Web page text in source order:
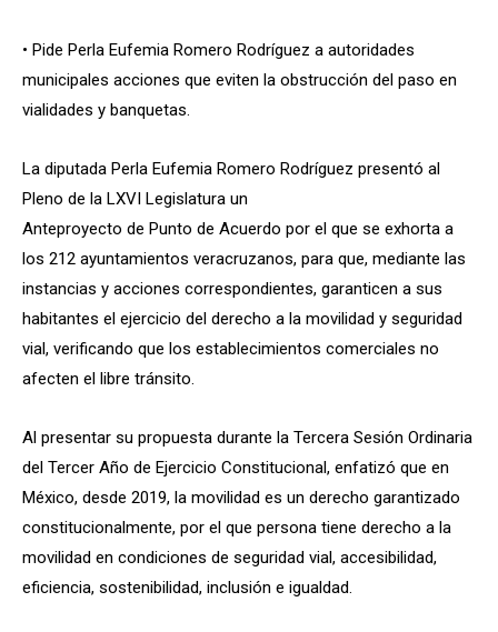
• Pide Perla Eufemia Romero Rodríguez a autoridades
municipales acciones que eviten la obstrucción del paso en
vialidades y banquetas.
La diputada Perla Eufemia Romero Rodríguez presentó al
Pleno de la LXVI Legislatura un
Anteproyecto de Punto de Acuerdo por el que se exhorta a
los 212 ayuntamientos veracruzanos, para que, mediante las
instancias y acciones correspondientes, garanticen a sus
habitantes el ejercicio del derecho a la movilidad y seguridad
vial, verificando que los establecimientos comerciales no
afecten el libre tránsito.
Al presentar su propuesta durante la Tercera Sesión Ordinaria
del Tercer Año de Ejercicio Constitucional, enfatizó que en
México, desde 2019, la movilidad es un derecho garantizado
constitucionalmente, por el que persona tiene derecho a la
movilidad en condiciones de seguridad vial, accesibilidad,
eficiencia, sostenibilidad, inclusión e igualdad.